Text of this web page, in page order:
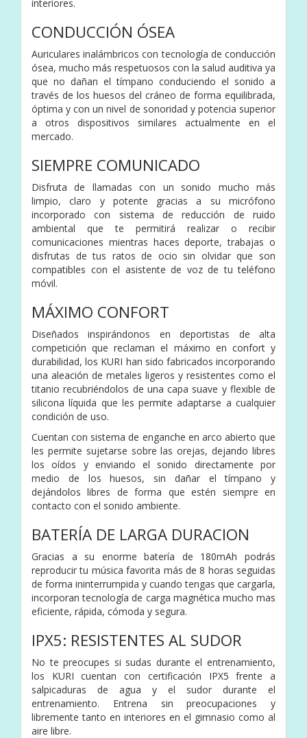
interiores.
CONDUCCIÓN ÓSEA
Auriculares inalámbricos con tecnología de conducción
ósea, mucho más respetuosos con la salud auditiva ya
que no dañan el tímpano conduciendo el sonido a
través de los huesos del cráneo de forma equilibrada,
óptima y con un nivel de sonoridad y potencia superior
a otros dispositivos similares actualmente en el
mercado.
SIEMPRE COMUNICADO
Disfruta de llamadas con un sonido mucho más
limpio, claro y potente gracias a su micrófono
incorporado con sistema de reducción de ruido
ambiental que te permitirá realizar o recibir
comunicaciones mientras haces deporte, trabajas o
disfrutas de tus ratos de ocio sin olvidar que son
compatibles con el asistente de voz de tu teléfono
móvil.
MÁXIMO CONFORT
Diseñados inspirándonos en deportistas de alta
competición que reclaman el máximo en confort y
durabilidad, los KURI han sido fabricados incorporando
una aleación de metales ligeros y resistentes como el
titanio recubriéndolos de una capa suave y flexible de
silicona líquida que les permite adaptarse a cualquier
condición de uso.
Cuentan con sistema de enganche en arco abierto que
les permite sujetarse sobre las orejas, dejando libres
los oídos y enviando el sonido directamente por
medio de los huesos, sin dañar el tímpano y
dejándolos libres de forma que estén siempre en
contacto con el sonido ambiente.
BATERÍA DE LARGA DURACION
Gracias a su enorme batería de 180mAh podrás
reproducir tu música favorita más de 8 horas seguidas
de forma ininterrumpida y cuando tengas que cargarla,
incorporan tecnología de carga magnética mucho mas
eficiente, rápida, cómoda y segura.
IPX5: RESISTENTES AL SUDOR
No te preocupes si sudas durante el entrenamiento,
los KURI cuentan con certificación IPX5 frente a
salpicaduras de agua y el sudor durante el
entrenamiento. Entrena sin preocupaciones y
libremente tanto en interiores en el gimnasio como al
aire libre.